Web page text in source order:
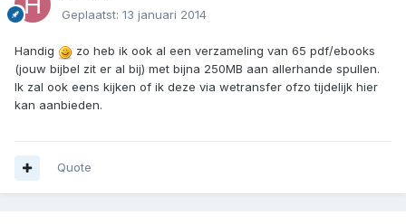
Geplaatst: 13 januari 2014
Handig
zo heb ik ook al een verzameling van 65 pdf/ebooks
(jouw bijbel zit er al bij) met bijna 250MB aan allerhande spullen.
Ik zal ook eens kijken of ik deze via wetransfer ofzo tijdelijk hier
kan aanbieden.
Quote